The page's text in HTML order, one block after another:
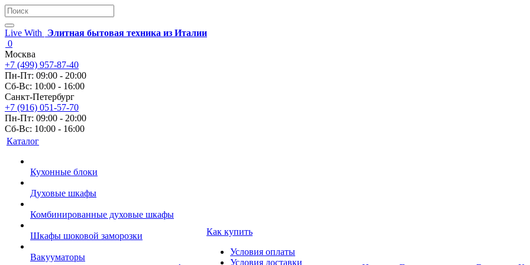
Live With
Элитная бытовая техника из Италии
0
Москва
+7 (499) 957-87-40
Пн-Пт: 09:00 - 20:00
Сб-Вс: 10:00 - 16:00
Санкт-Петербург
+7 (916) 051-57-70
Пн-Пт: 09:00 - 20:00
Сб-Вс: 10:00 - 16:00
Каталог
Кухонные блоки
Духовые шкафы
Комбинированные духовые шкафы
Шкафы шоковой заморозки
Вакууматоры
Как купить
Условия оплаты
Условия доставки